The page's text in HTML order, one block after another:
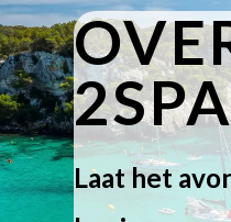
Laat het